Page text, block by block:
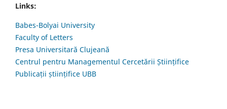
Links:
Babes-Bolyai University
Faculty of Letters
Presa Universitară Clujeană
Centrul pentru Managementul Cercetării Științifice
Publicații științifice UBB